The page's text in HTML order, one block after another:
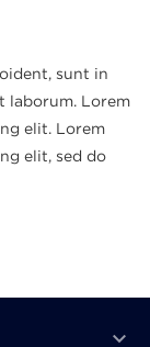
sunt in
laborum. Lorem
elit. Lorem
elit, sed do
